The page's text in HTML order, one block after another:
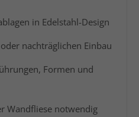
in Edelstahl-Design
nachträglichen Einbau
Formen und
Wandfliese notwendig